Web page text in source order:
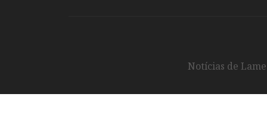
Notícias de